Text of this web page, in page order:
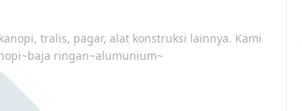
tralis, pagar, alat konstruksi lainnya. Kami
ringan~alumunium~